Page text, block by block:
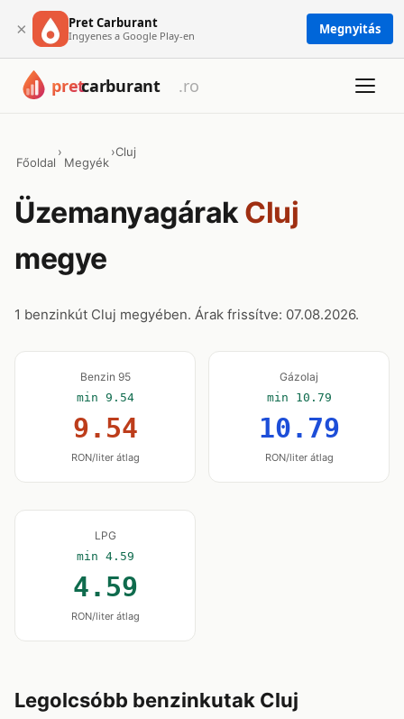
× Pret Carburant
Ingyenes a Google Play-en Megnyitás
Főoldal
›
Megyék
›Cluj
ÜzemanyagárakCluj
megye
1 benzinkút Cluj megyében. Árak frissítve: 07.08.2026.
Benzin 95
min 9.54
9.54
RON/liter átlag
Gázolaj
min 10.79
10.79
RON/liter átlag
LPG
min 4.59
4.59
RON/liter átlag
Legolcsóbb benzinkutak Cluj